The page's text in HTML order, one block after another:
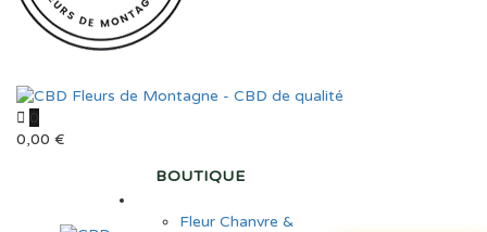
0
0,00 €
BOUTIQUE
Fleur Chanvre &